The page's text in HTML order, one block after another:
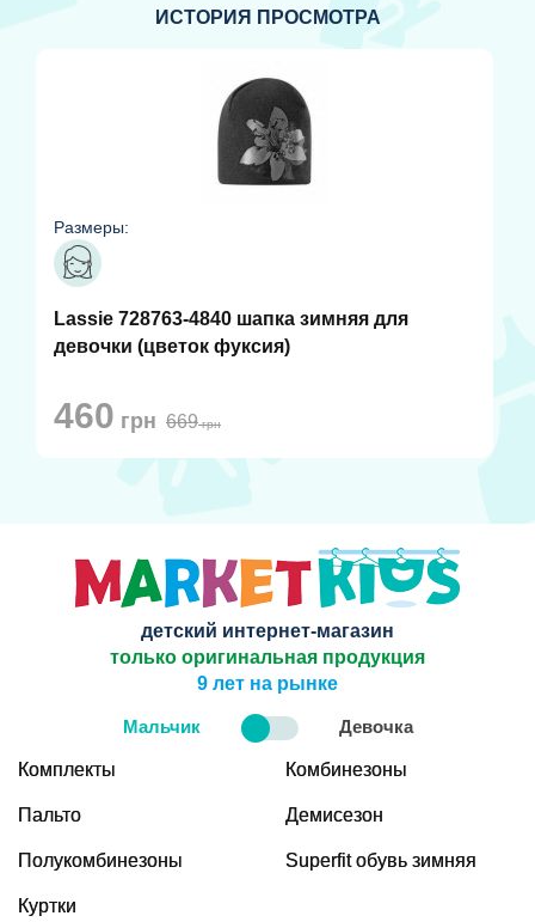
ИСТОРИЯ ПРОСМОТРА
Размеры:
Lassie 728763-4840 шапка зимняя для
девочки (цветок фуксия)
460 грн 669грн
детский интернет-магазин
только оригинальная продукция
9 лет на рынке
Мальчик Девочка
Комплекты
Пальто
Полукомбинезоны
Куртки
Комбинезоны
Демисезон
Superfit обувь зимняя